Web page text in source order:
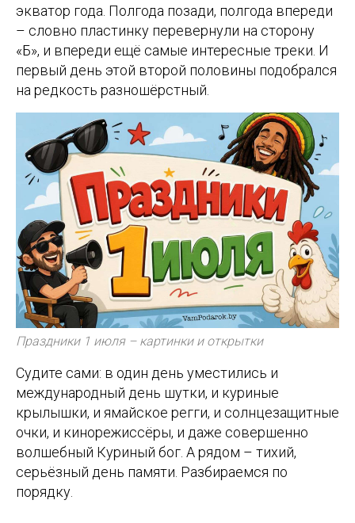
экватор года. Полгода позади, полгода впереди
– словно пластинку перевернули на сторону
«Б», и впереди ещё самые интересные треки. И
первый день этой второй половины подобрался
на редкость разношёрстный.
Праздники 1 июля – картинки и открытки
Судите сами: в один день уместились и
международный день шутки, и куриные
крылышки, и ямайское регги, и солнцезащитные
очки, и кинорежиссёры, и даже совершенно
волшебный Куриный бог. А рядом – тихий,
серьёзный день памяти. Разбираемся по
порядку.